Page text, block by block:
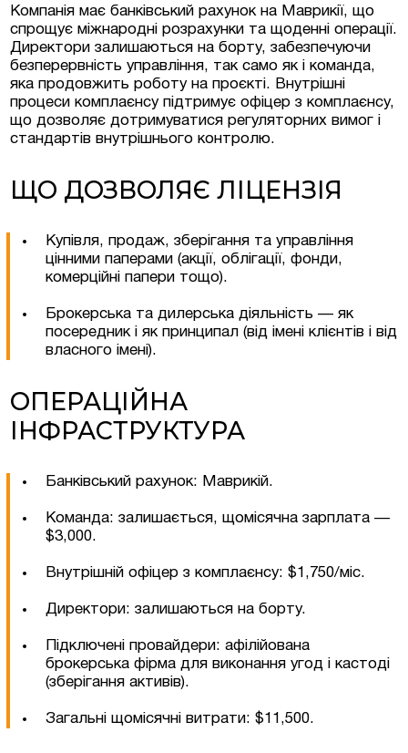
Компанія має банківський рахунок на Маврикії, що
спрощує міжнародні розрахунки та щоденні операції.
Директори залишаються на борту, забезпечуючи
безперервність управління, так само як і команда,
яка продовжить роботу на проєкті. Внутрішні
процеси комплаєнсу підтримує офіцер з комплаєнсу,
що дозволяє дотримуватися регуляторних вимог і
стандартів внутрішнього контролю.
ЩО ДОЗВОЛЯЄ ЛІЦЕНЗІЯ
Купівля, продаж, зберігання та управління
цінними паперами (акції, облігації, фонди,
комерційні папери тощо).
Брокерська та дилерська діяльність — як
посередник і як принципал (від імені клієнтів і від
власного імені).
ОПЕРАЦІЙНА
ІНФРАСТРУКТУРА
Банківський рахунок: Маврикій.
Команда: залишається, щомісячна зарплата —
$3,000.
Внутрішній офіцер з комплаєнсу: $1,750/міс.
Директори: залишаються на борту.
Підключені провайдери: афілійована
брокерська фірма для виконання угод і кастоді
(зберігання активів).
Загальні щомісячні витрати: $11,500.